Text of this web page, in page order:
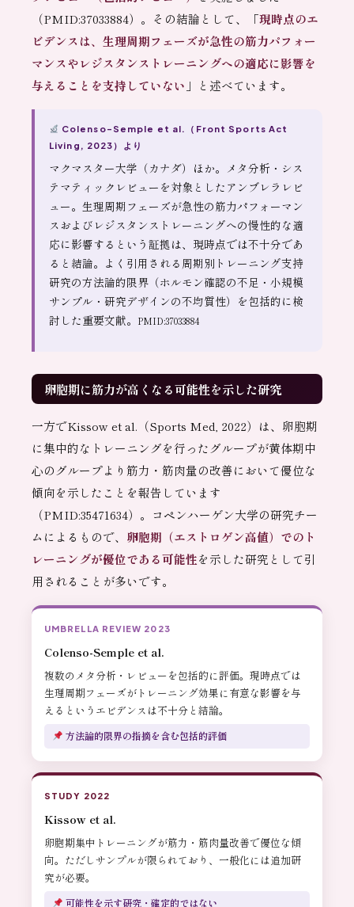
（PMID:37033884）。その結論として、「現時点のエ
ビデンスは、生理周期フェーズが急性の筋力パフォー
マンスやレジスタンストレーニングへの適応に影響を
与えることを支持していない 」と述べています。
Colenso-Semple et al.（Front Sports Act
Living, 2023）より
マクマスター大学（カナダ）ほか。メタ分析・シス
テマティックレビューを対象としたアンブレラレビ
ュー。生理周期フェーズが急性の筋力パフォーマン
スおよびレジスタンストレーニングへの慢性的な適
応に影響するという証拠は、現時点では不十分であ
ると結論。よく引用される周期別トレーニング支持
研究の方法論的限界（ホルモン確認の不足・小規模
サンプル・研究デザインの不均質性）を包括的に検
討した重要文献。
PMID:37033884
卵胞期に筋力が高くなる可能性を示した研究
一方でKissow et al.（Sports Med, 2022）は、卵胞期
に集中的なトレーニングを行ったグループが黄体期中
心のグループより筋力・筋肉量の改善において優位な
傾向を示したことを報告しています
（PMID:35471634）。コペンハーゲン大学の研究チー
ムによるもので、 卵胞期（エストロゲン高値）でのト
レーニングが優位である可能性を示した研究として引
用されることが多いです。
UMBRELLA REVIEW 2023
Colenso-Semple et al.
複数のメタ分析・レビューを包括的に評価。現時点では
生理周期フェーズがトレーニング効果に有意な影響を与
えるというエビデンスは不十分と結論。
方法論的限界の指摘を含む包括的評価
STUDY 2022
Kissow et al.
卵胞期集中トレーニングが筋力・筋肉量改善で優位な傾
向。ただしサンプルが限られており、一般化には追加研
究が必要。
可能性を示す研究・確定的ではない